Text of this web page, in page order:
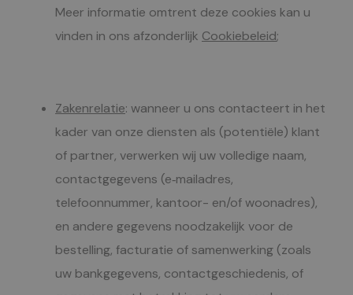
Meer informatie omtrent deze cookies kan u
vinden in ons afzonderlijk Cookiebeleid;
Zakenrelatie: wanneer u ons contacteert in het
kader van onze diensten als (potentiële) klant
of partner, verwerken wij uw volledige naam,
contactgegevens (e‑mailadres,
telefoonnummer, kantoor- en/of woonadres),
en andere gegevens noodzakelijk voor de
bestelling, facturatie of samenwerking (zoals
uw bankgegevens, contactgeschiedenis, of